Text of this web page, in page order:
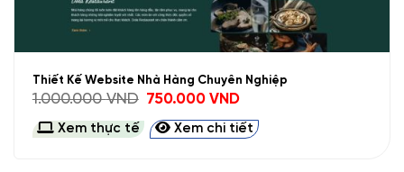
Thiết Kế Website Nhà Hàng Chuyên Nghiệp
1.000.000VND
Giá
gốc
là:
1.000.000 VND.
750.000VNDGiá
tại
là:
750.000 VND.
Xem thực tế Xem chi tiết